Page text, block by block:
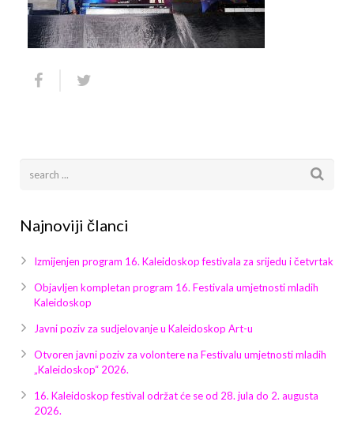
Video 2011
Video 2015
Video 2018
Galerija 2010
Galerija 2014
Galerija 2017
Galerija 2018
Galerija 2019
Galerija 2022
Arhiva
Najnoviji članci
Izmijenjen program 16. Kaleidoskop festivala za srijedu i četvrtak
Objavljen kompletan program 16. Festivala umjetnosti mladih
Kaleidoskop
Javni poziv za sudjelovanje u Kaleidoskop Art-u
Otvoren javni poziv za volontere na Festivalu umjetnosti mladih
„Kaleidoskop“ 2026.
16. Kaleidoskop festival održat će se od 28. jula do 2. augusta
2026.